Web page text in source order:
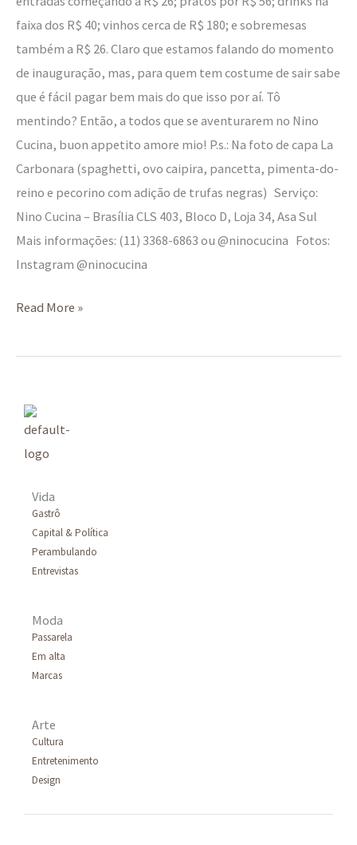
faixa dos R$ 40; vinhos cerca de R$ 180; e sobremesas
também a R$ 26. Claro que estamos falando do momento
de inauguração, mas, para quem tem costume de sair sabe
que é fácil pagar bem mais do que isso por aí. Tô
mentindo? Então, a todos que se aventurarem no Nino
Cucina, buon appetito amore mio! P.s.: Na foto de capa La
Carbonara (spaghetti, ovo caipira, pancetta, pimenta-do-
reino e pecorino com adição de trufas negras) Serviço:
Nino Cucina – Brasília CLS 403, Bloco D, Loja 34, Asa Sul
Mais informações: (11) 3368-6863 ou @ninocucina Fotos:
Instagram @ninocucina
Read More »
Vida
Gastrô
Capital & Política
Perambulando
Entrevistas
Moda
Passarela
Em alta
Marcas
Arte
Cultura
Entretenimento
Design